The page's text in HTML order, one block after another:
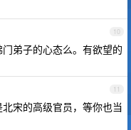
10
弟子的心态么。有欲望的
11
宋的高级官员，等你也当